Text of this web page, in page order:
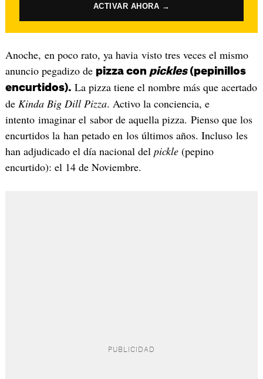
ACTIVAR AHORA →
Anoche, en poco rato, ya havia visto tres veces el mismo
anuncio pegadizo de pizza con pickles(pepinillos
encurtidos). La pizza tiene el nombre más que acertado
de Kinda Big Dill Pizza. Activo la conciencia, e
intento imaginar el sabor de aquella pizza. Pienso que los
encurtidos la han petado en los últimos años. Incluso les
han adjudicado el día nacional del pickle(pepino
encurtido): el 14 de Noviembre.